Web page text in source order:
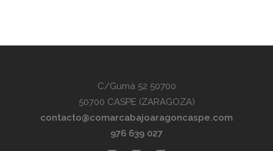
C/Gumá 52 50700
50700 CASPE (ZARAGOZA)
contacto@comarcabajoaragoncaspe.com
976 639 027